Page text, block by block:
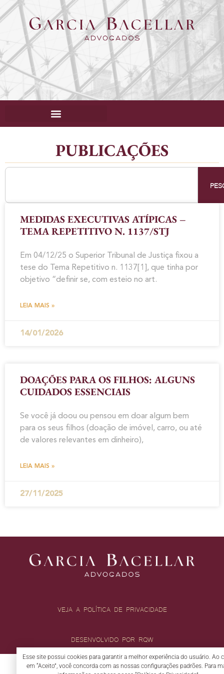
PUBLICAÇÕES
MEDIDAS EXECUTIVAS ATÍPICAS –
TEMA REPETITIVO N. 1137/STJ
Em 04/12/25 o Superior Tribunal de Justiça fixou a
tese do Tema Repetitivo n. 1137[1], que tinha por
objetivo “definir se, com esteio no art.
LEIA MAIS »
14/01/2026
DOAÇÕES PARA OS FILHOS: ALGUNS
CUIDADOS ESSENCIAIS
Se você já doou ou pensou em doar algum bem
para os seus filhos (doação de imóvel, carro, ou até
de valores relevantes em dinheiro),
LEIA MAIS »
27/11/2025
VEJA A POLÍTICA DE PRIVACIDADE
DESENVOLVIDO POR RQW
Esse site possui cookies para garantir a melhor experiência do usuário. Ao
em “Aceito”, você concorda com as nossas configurações padrões. Para